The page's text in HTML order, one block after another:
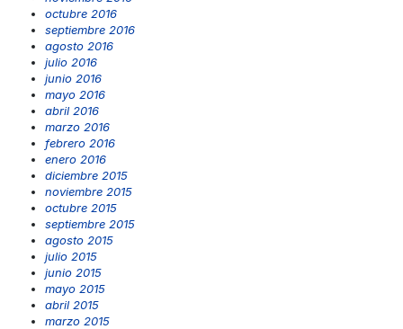
octubre 2016
septiembre 2016
agosto 2016
julio 2016
junio 2016
mayo 2016
abril 2016
marzo 2016
febrero 2016
enero 2016
diciembre 2015
noviembre 2015
octubre 2015
septiembre 2015
agosto 2015
julio 2015
junio 2015
mayo 2015
abril 2015
marzo 2015